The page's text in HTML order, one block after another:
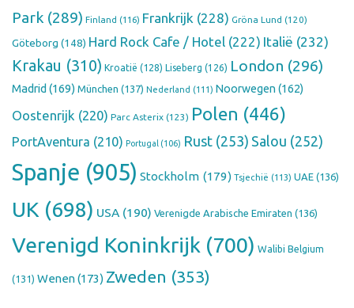
Park (289) Finland (116) Frankrijk (228) Gröna Lund (120)
Göteborg (148) Hard Rock Cafe / Hotel (222) Italië (232)
Krakau (310) Kroatië (128) Liseberg (126) London (296)
Madrid (169) München (137) Nederland (111) Noorwegen (162)
Oostenrijk (220) Parc Asterix (123) Polen (446)
PortAventura (210) Portugal (106) Rust (253) Salou (252)
Spanje (905) Stockholm (179) Tsjechië (113) UAE (136)
UK (698) USA (190) Verenigde Arabische Emiraten (136)
Verenigd Koninkrijk (700) Walibi Belgium
(131) Wenen(173) Zweden (353)